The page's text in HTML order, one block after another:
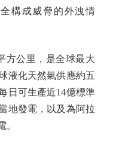
構成威脅的外洩情
公里，是全球最大
液化天然氣供應約五
日可生產近14億標準
地發電，以及為阿拉
。